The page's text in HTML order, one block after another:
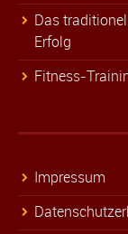
Das
Erfolg
Fitness-
Impressum